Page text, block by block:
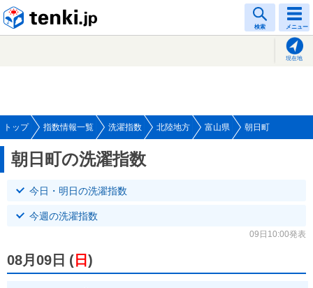
検索 メニュー
現在地
トップ 指数情報一覧 洗濯指数 北陸地方 富山県 朝日町
朝日町の洗濯指数
今日・明日の洗濯指数
今週の洗濯指数
09日10:00発表
08月09日 ( 日 )